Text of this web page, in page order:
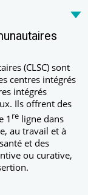
(CLSC) sont
centres intégrés
intégrés
Ils offrent des
1 re ligne dans
au travail et à
et des
ou curative,